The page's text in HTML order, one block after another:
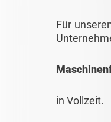
Für
in Vollzeit.